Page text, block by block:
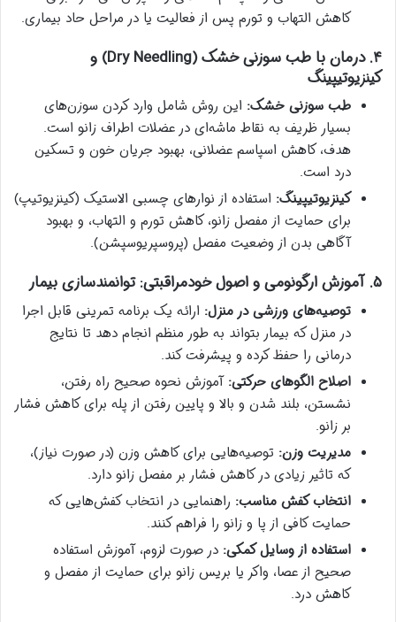
کاهش التهاب و تورم پس از فعالیت یا در مراحل حاد بیماری.
۴. درمان با طب سوزنی خشک (Dry Needling) و
کینزیوتیپینگ
طب سوزنی خشک: این روش شامل وارد کردن سوزن‌های
بسیار ظریف به نقاط ماشه‌ای در عضلات اطراف زانو است.
هدف، کاهش اسپاسم عضلانی، بهبود جریان خون و تسکین
درد است.
کینزیوتیپینگ: استفاده از نوارهای چسبی الاستیک (کینزیوتیپ)
برای حمایت از مفصل زانو، کاهش تورم و التهاب، و بهبود
آگاهی بدن از وضعیت مفصل (پروسپریوسپشن).
۵. آموزش ارگونومی و اصول خودمراقبتی: توانمندسازی بیمار
توصیه‌های ورزشی در منزل: ارائه یک برنامه تمرینی قابل اجرا
در منزل که بیمار بتواند به طور منظم انجام دهد تا نتایج
درمانی را حفظ کرده و پیشرفت کند.
اصلاح الگوهای حرکتی: آموزش نحوه صحیح راه رفتن،
نشستن، بلند شدن و بالا و پایین رفتن از پله برای کاهش فشار
بر زانو.
مدیریت وزن: توصیه‌هایی برای کاهش وزن (در صورت نیاز)،
که تاثیر زیادی در کاهش فشار بر مفصل زانو دارد.
انتخاب کفش مناسب: راهنمایی در انتخاب کفش‌هایی که
حمایت کافی از پا و زانو را فراهم کنند.
استفاده از وسایل کمکی: در صورت لزوم، آموزش استفاده
صحیح از عصا، واکر یا بریس زانو برای حمایت از مفصل و
کاهش درد.